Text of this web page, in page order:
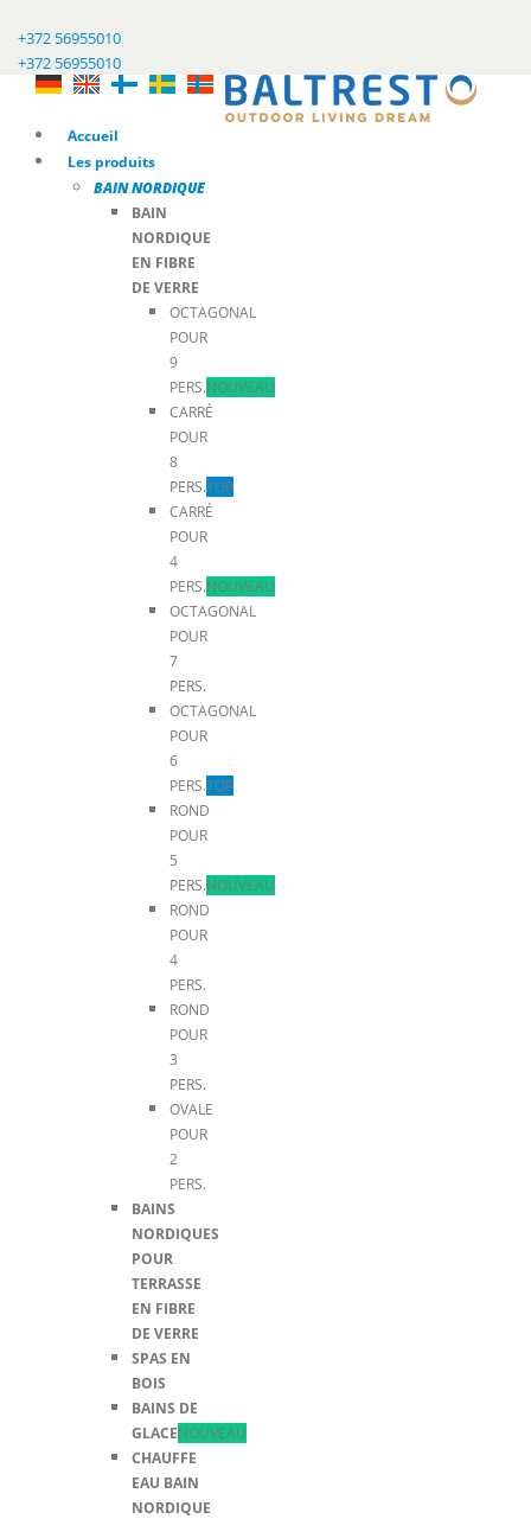
+372 56955010
+372 56955010
Accueil
Les produits
BAIN NORDIQUE
BAIN
NORDIQUE
EN FIBRE
DE VERRE
OCTAGONAL
POUR
9
PERS.NOUVEAU
CARRÉ
POUR
8
PERS.TOP
CARRÉ
POUR
4
PERS.NOUVEAU
OCTAGONAL
POUR
7
PERS.
OCTAGONAL
POUR
6
PERS.TOP
ROND
POUR
5
PERS.NOUVEAU
ROND
POUR
4
PERS.
ROND
POUR
3
PERS.
OVALE
POUR
2
PERS.
BAINS
NORDIQUES
POUR
TERRASSE
EN FIBRE
DE VERRE
SPAS EN
BOIS
BAINS DE
GLACENOUVEAU
CHAUFFE
EAU BAIN
NORDIQUE